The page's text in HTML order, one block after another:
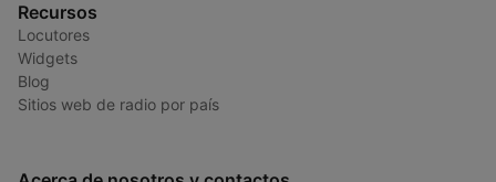
Recursos
Locutores
Widgets
Blog
Sitios web de radio por país